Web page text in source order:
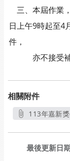
三、本屆作業
日上午9時起至4
件，
亦不接受補
相關附件
113年嘉新
最後更新日